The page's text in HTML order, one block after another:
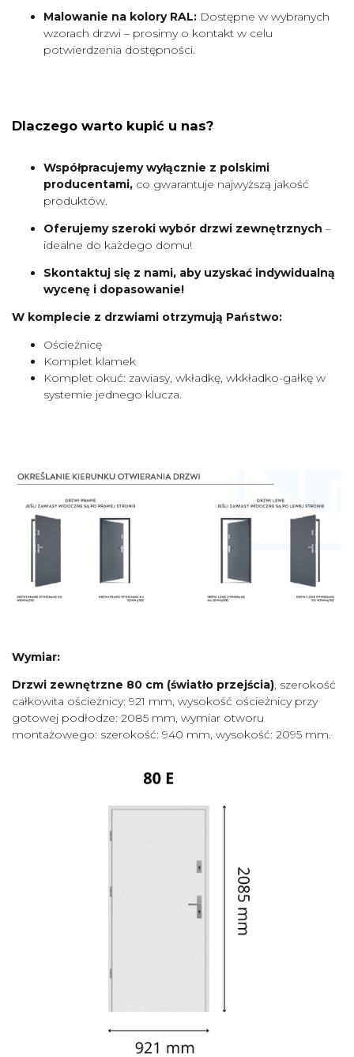
Malowanie na kolory RAL: Dostępne w wybranych
wzorach drzwi – prosimy o kontakt w celu
potwierdzenia dostępności.
Dlaczego warto kupić u nas?
Współpracujemy wyłącznie z polskimi
producentami, co gwarantuje najwyższą jakość
produktów.
Oferujemy szeroki wybór drzwi zewnętrznych –
idealne do każdego domu!
Skontaktuj się z nami, aby uzyskać indywidualną
wycenę i dopasowanie!
W komplecie z drzwiami otrzymują Państwo:
Ościeżnicę
Komplet klamek
Komplet okuć: zawiasy, wkładkę, wkkładko-gałkę w
systemie jednego klucza.
Wymiar:
Drzwi zewnętrzne 80 cm (światło przejścia), szerokość
całkowita ościeżnicy: 921 mm, wysokość ościeżnicy przy
gotowej podłodze: 2085 mm, wymiar otworu
montażowego: szerokość: 940 mm, wysokość: 2095 mm.